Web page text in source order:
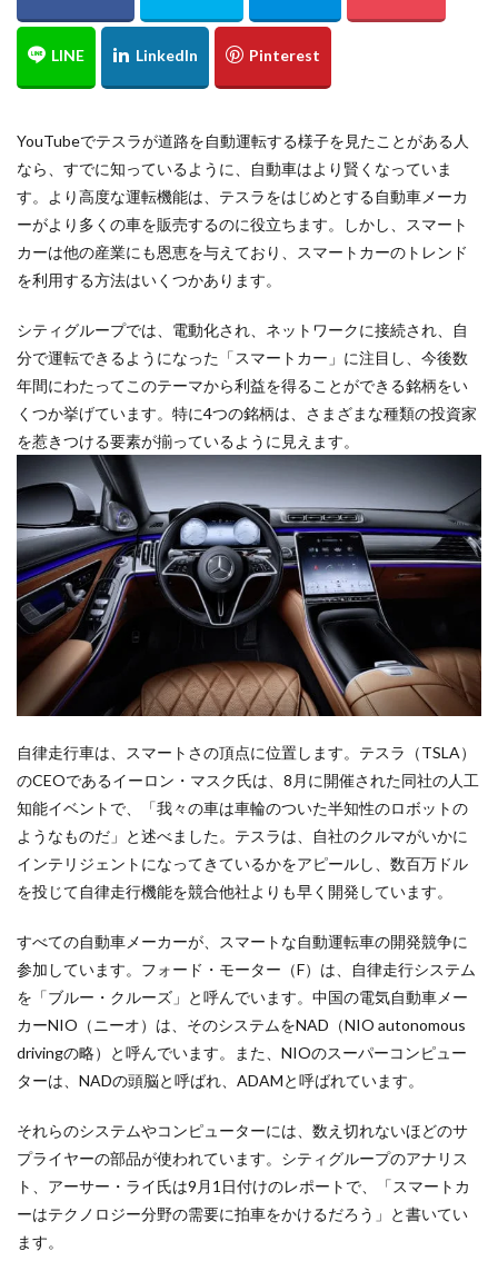
YouTubeでテスラが道路を自動運転する様子を見たことがある人
なら、すでに知っているように、自動車はより賢くなっていま
す。より高度な運転機能は、テスラをはじめとする自動車メーカ
ーがより多くの車を販売するのに役立ちます。しかし、スマート
カーは他の産業にも恩恵を与えており、スマートカーのトレンド
を利用する方法はいくつかあります。
シティグループでは、電動化され、ネットワークに接続され、自
分で運転できるようになった「スマートカー」に注目し、今後数
年間にわたってこのテーマから利益を得ることができる銘柄をい
くつか挙げています。特に4つの銘柄は、さまざまな種類の投資家
を惹きつける要素が揃っているように見えます。
自律走行車は、スマートさの頂点に位置します。テスラ（TSLA）
のCEOであるイーロン・マスク氏は、8月に開催された同社の人工
知能イベントで、「我々の車は車輪のついた半知性のロボットの
ようなものだ」と述べました。テスラは、自社のクルマがいかに
インテリジェントになってきているかをアピールし、数百万ドル
を投じて自律走行機能を競合他社よりも早く開発しています。
すべての自動車メーカーが、スマートな自動運転車の開発競争に
参加しています。フォード・モーター（F）は、自律走行システム
を「ブルー・クルーズ」と呼んでいます。中国の電気自動車メー
カーNIO（ニーオ）は、そのシステムをNAD（NIO autonomous
drivingの略）と呼んでいます。また、NIOのスーパーコンピュー
ターは、NADの頭脳と呼ばれ、ADAMと呼ばれています。
それらのシステムやコンピューターには、数え切れないほどのサ
プライヤーの部品が使われています。シティグループのアナリス
ト、アーサー・ライ氏は9月1日付けのレポートで、「スマートカ
ーはテクノロジー分野の需要に拍車をかけるだろう」と書いてい
ます。